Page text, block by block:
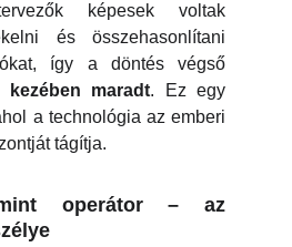
képesek voltak
és összehasonlítani
így a döntés végső
kezében maradt. Ez egy
a technológia az emberi
tágítja.
operátor – az